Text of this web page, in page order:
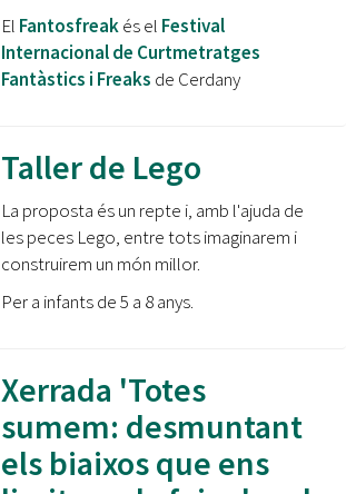
El Fantosfreakés el Festival
Internacional de Curtmetratges
Fantàstics i Freaks de Cerdany
Taller de Lego
La proposta és un repte i, amb l'ajuda de
les peces Lego, entre tots imaginarem i
construirem un món millor.
Per a infants de 5 a 8 anys.
Xerrada 'Totes
sumem: desmuntant
els biaixos que ens